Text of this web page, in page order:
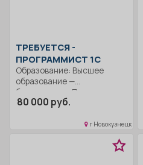
ТРЕБУЕТСЯ -
ПРОГРАММИСТ 1С
Образование: Высшее
образование —
бакалавриат.. Понимание
принципов работы
80 000 руб.
г Новокузнецк